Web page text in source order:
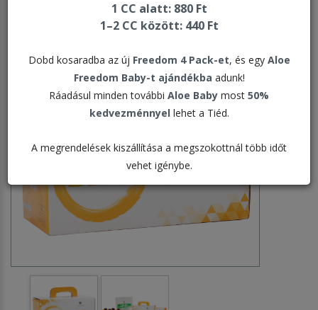
1 CC alatt: 880 Ft
1–2 CC között: 440 Ft
Dobd kosaradba az új Freedom 4 Pack-et, és egy Aloe
Freedom Baby-t ajándékba adunk!
Ráadásul minden további Aloe Baby most 50%
kedvezménnyel lehet a Tiéd.
A megrendelések kiszállítása a megszokottnál több időt
vehet igénybe.